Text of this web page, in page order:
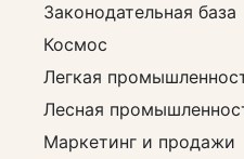
Законодательная база
Космос
Легкая
Лесная
Маркетинг и продажи